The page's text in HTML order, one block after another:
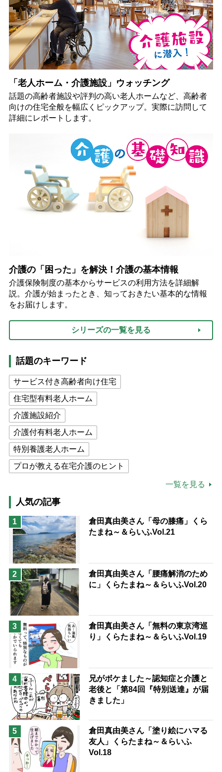
「老人ホーム・介護施設」ウォッチング
話題の高齢者施設や評判の高い老人ホームなど、高齢者
向けの住宅全般を幅広くピックアップ。実際に訪問して
詳細にレポートします。
介護の「困った」を解決！介護の基本情報
介護保険制度の基本からサービスの利用方法を詳細解
説。介護が始まったとき、知っておきたい基本的な情報
をお届けします。
シリーズの一覧を見る
話題のキーワード
サービス付き高齢者向け住宅
住宅型有料老人ホーム
介護施設紹介
介護付有料老人ホーム
特別養護老人ホーム
プロが教える在宅介護のヒント
高木ブー
ケアマネジャー
猫が母になつきません
息子の遠距離介護サバイバル術
兄がボケました
予防法
一覧を見る
人気の記事
1
倉田真由美さん「母の膝痛」くら
たまね～＆らいふVol.21
2
倉田真由美さん「腰痛解消のため
に」くらたまね～＆らいふVol.20
3
倉田真由美さん「無料の東京湾巡
り」くらたまね～＆らいふVol.19
4
兄がボケました～認知症と介護と
老後と「第84回『特別送達』が届
きました」
5
倉田真由美さん「塗り絵にハマる
友人」くらたまね～＆らいふ
Vol.18